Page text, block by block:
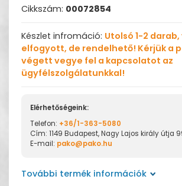
Cikkszám: 00072854
Készlet infromáció: Utolsó 1-2
elfogyott, de rendelhető! Kérjük a
végett vegye fel a kapcsolatot az
ügyfélszolgálatunkkal!
Elérhetőségeink:
Telefon: +36/1-363-5080
Cím: 1149 Budapest, Nagy Lajos király útja
E-mail: pako@pako.hu
További termék információk